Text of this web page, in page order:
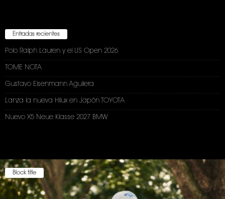
Entradas recientes
Polo Ralph Lauren y el US Open 2026
TOME NOTA
Gustavo Eisenmann Aguilera
Lanza la nueva Hilux en Japón TOYOTA
Nuevo X5 Neue Klasse 2027 BMW
Block title